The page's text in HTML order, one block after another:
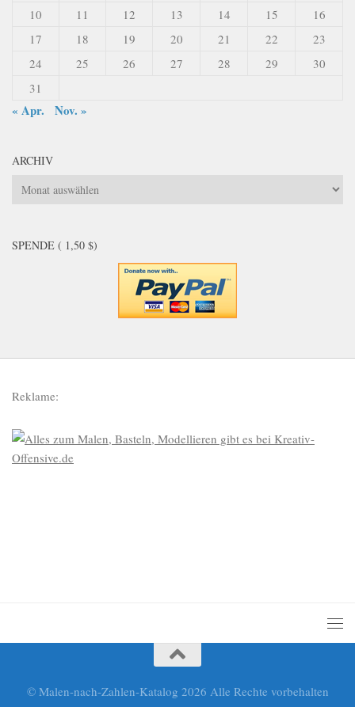
10
11 12 13 14 15
16
17
18 19 20 21 22
23
24
25 26 27 28 29
30
31
« Apr. Nov. »
ARCHIV
Archiv
SPENDE ( 1,50 $)
Reklame:
© Malen-nach-Zahlen-Katalog 2026 Alle Rechte vorbehalten